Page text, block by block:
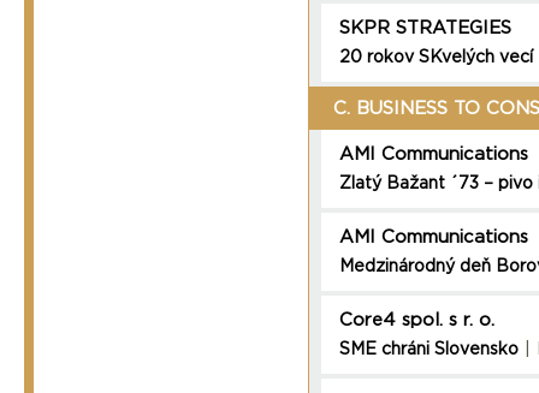
SKPR STRATEGIES
20 rokov SKvelých vecí
C. BUSINESS TO
AMI Communications
Zlatý Bažant ´73 – pivo
AMI Communications
Medzinárodný deň
Core4 spol. s r. o.
SME chráni Slovensko